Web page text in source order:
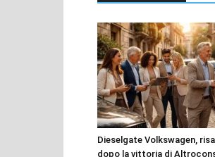
Dieselgate Volkswagen,
dopo la vittoria di